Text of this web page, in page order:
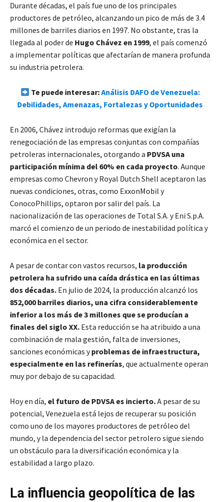
Durante décadas, el país fue uno de los principales
productores de petróleo, alcanzando un pico de más de 3.4
millones de barriles diarios en 1997. No obstante, tras la
llegada al poder de Hugo Chávez en 1999, el país comenzó
a implementar políticas que afectarían de manera profunda
su industria petrolera.
Te puede interesar:Análisis DAFO de Venezuela:
Debilidades, Amenazas, Fortalezas y Oportunidades
En 2006, Chávez introdujo reformas que exigían la
renegociación de las empresas conjuntas con compañías
petroleras internacionales, otorgando a PDVSA una
participación mínima del 60% en cada proyecto. Aunque
empresas como Chevron y Royal Dutch Shell aceptaron las
nuevas condiciones, otras, como ExxonMobil y
ConocoPhillips, optaron por salir del país. La
nacionalización de las operaciones de Total S.A. y Eni S.p.A.
marcó el comienzo de un periodo de inestabilidad política y
económica en el sector.
A pesar de contar con vastos recursos, la producción
petrolera ha sufrido una caída drástica en las últimas
dos décadas. En julio de 2024, la producción alcanzó los
852,000 barriles diarios, una cifra considerablemente
inferior a los más de 3 millones que se producían a
finales del siglo XX. Esta reducción se ha atribuido a una
combinación de mala gestión, falta de inversiones,
sanciones económicas yproblemas de infraestructura,
especialmente en las refinerías, que actualmente operan
muy por debajo de su capacidad.
Hoy en día, el futuro de PDVSA es incierto.A pesar de su
potencial, Venezuela está lejos de recuperar su posición
como uno de los mayores productores de petróleo del
mundo, y la dependencia del sector petrolero sigue siendo
un obstáculo para la diversificación económica y la
estabilidad a largo plazo.
La influencia geopolítica de las